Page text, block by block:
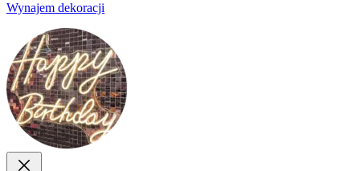
Wynajem dekoracji